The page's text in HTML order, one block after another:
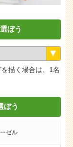
ぼう
描く場合は、1名
ぼう
ゼル